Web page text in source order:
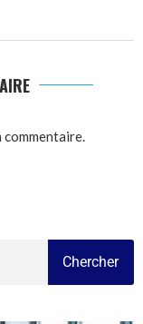
commentaire.
Chercher